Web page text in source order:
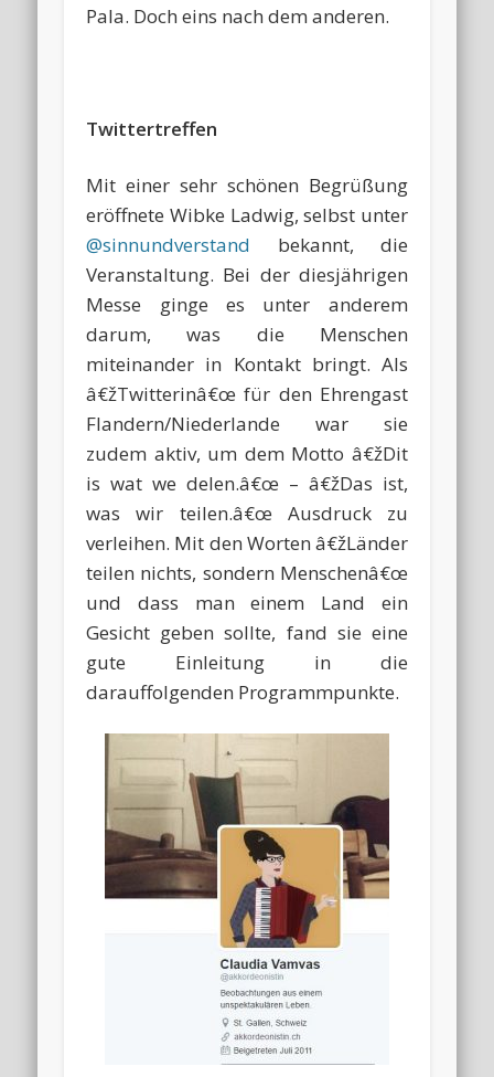
Pala. Doch eins nach dem anderen.
Twittertreffen
Mit einer sehr schönen Begrüßung
eröffnete Wibke Ladwig, selbst unter
@sinnundverstand bekannt, die
Veranstaltung. Bei der diesjährigen
Messe ginge es unter anderem
darum, was die Menschen
miteinander in Kontakt bringt. Als
â€žTwitterinâ€œ für den Ehrengast
Flandern/Niederlande war sie
zudem aktiv, um dem Motto â€žDit
is wat we delen.â€œ – â€žDas ist,
was wir teilen.â€œ Ausdruck zu
verleihen. Mit den Worten â€žLänder
teilen nichts, sondern Menschenâ€œ
und dass man einem Land ein
Gesicht geben sollte, fand sie eine
gute Einleitung in die
darauffolgenden Programmpunkte.